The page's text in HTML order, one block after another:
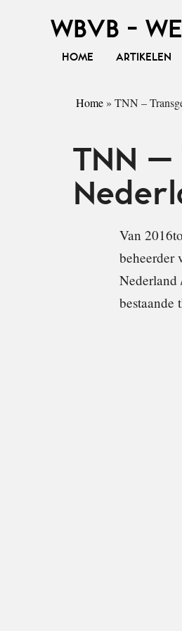
WBVB -
HOME ARTIKELEN
Home » TNN –
TNN –
Van
beheerder
Nederland
bestaande